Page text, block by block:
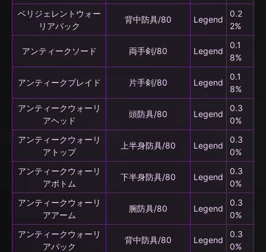
ベリジェレントウォー
リアバック
背中防具/80 Legend
0.2
2%
アンティークソード 両手剣/80 Legend
0.1
8%
アンティークブレイド 片手剣/80 Legend
0.1
8%
アンティークウォーリ
アヘッド
頭防具/80 Legend
0.3
0%
アンティークウォーリ
アトップ
上半身防具/80 Legend
0.3
0%
アンティークウォーリ
アボトム
下半身防具/80 Legend
0.3
0%
アンティークウォーリ
アアーム
腕防具/80 Legend
0.3
0%
アンティークウォーリ
アバック
背中防具/80 Legend
0.3
0%